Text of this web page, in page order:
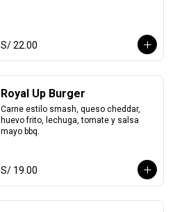
S/ 22.00
Royal Up Burger
Carne estilo smash, queso cheddar,
huevo frito, lechuga, tomate y salsa
mayo bbq.
S/ 19.00